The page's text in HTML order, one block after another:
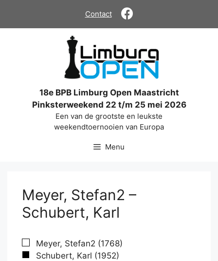
de
Contact
18e BPB Limburg Open Maastricht
Pinksterweekend 22 t/m 25 mei 2026
Een van de grootste en leukste
weekendtoernooien van Europa
Menu
Meyer, Stefan2 –
Schubert, Karl
Meyer, Stefan2 (1768)
Schubert, Karl (1952)